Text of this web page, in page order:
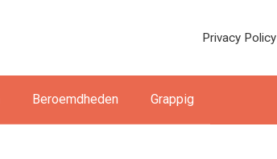
Privacy Policy
Beroemdheden Grappig